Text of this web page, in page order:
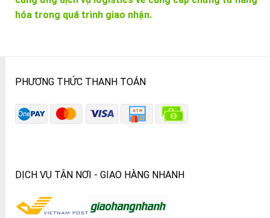
hóa trong quá trình giao nhận.
PHƯƠNG THỨC THANH TOÁN
DỊCH VỤ TẬN NƠI - GIAO HÀNG NHANH